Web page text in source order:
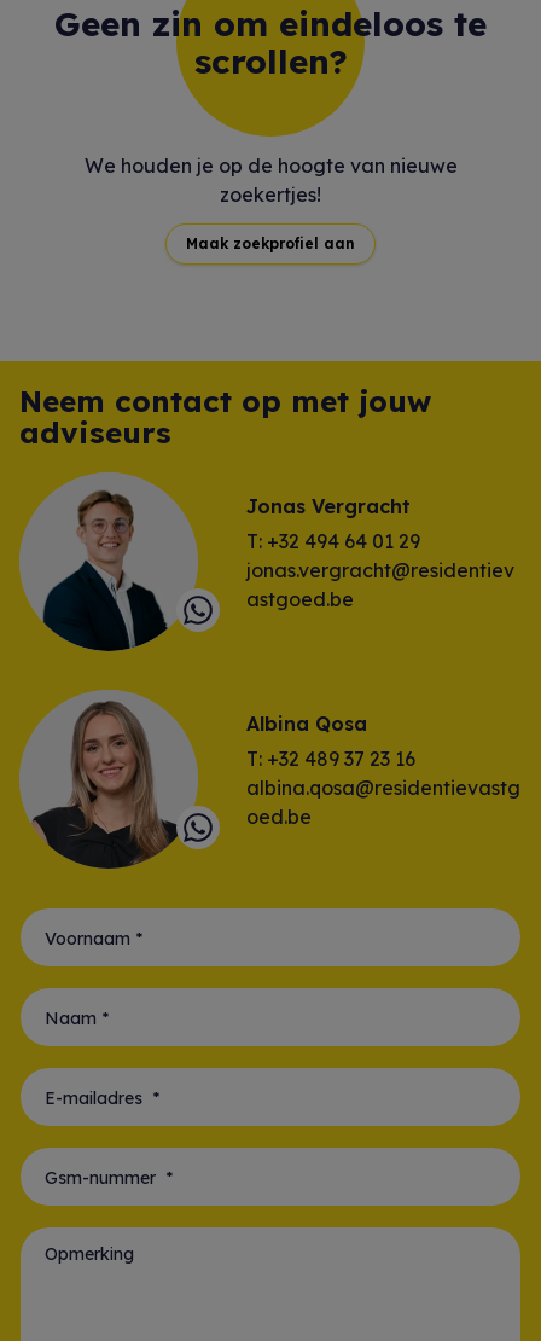
Geen zin om eindeloos te
scrollen?
We houden je op de hoogte van nieuwe
zoekertjes!
Maak zoekprofiel aan
Neem contact op met jouw
adviseurs
Jonas Vergracht
T: +32 494 64 01 29
jonas.vergracht@residentiev
astgoed.be
Albina Qosa
T: +32 489 37 23 16
albina.qosa@residentievastg
oed.be